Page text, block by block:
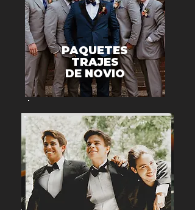
PAQUETES
TRAJES
DE NOVIO